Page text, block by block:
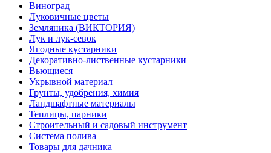
Виноград
Луковичные цветы
Земляника (ВИКТОРИЯ)
Лук и лук-севок
Ягодные кустарники
Декоративно-лиственные кустарники
Вьющиеся
Укрывной материал
Грунты, удобрения, химия
Ландшафтные материалы
Теплицы, парники
Строительный и садовый инструмент
Система полива
Товары для дачника